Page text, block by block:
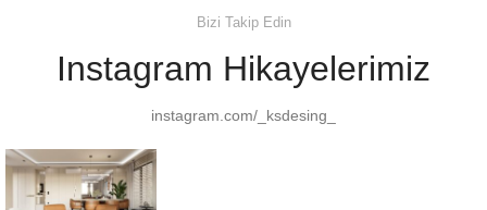
Bizi Takip Edin
Instagram Hikayelerimiz
instagram.com/_ksdesing_